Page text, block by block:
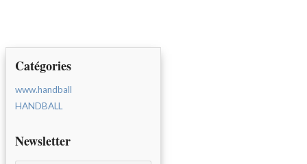
Catégories
www.handball
HANDBALL
Newsletter